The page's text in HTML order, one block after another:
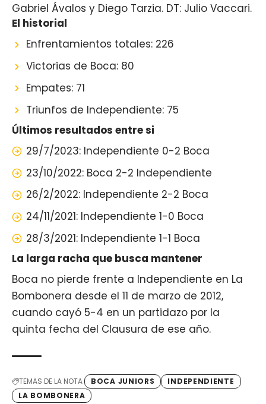
Gabriel Ávalos y Diego Tarzia. DT: Julio Vaccari.
El historial
Enfrentamientos totales: 226
Victorias de Boca: 80
Empates: 71
Triunfos de Independiente: 75
Últimos resultados entre si
29/7/2023: Independiente 0-2 Boca
23/10/2022: Boca 2-2 Independiente
26/2/2022: Independiente 2-2 Boca
24/11/2021: Independiente 1-0 Boca
28/3/2021: Independiente 1-1 Boca
La larga racha que busca mantener
Boca no pierde frente a Independiente en La
Bombonera desde el 11 de marzo de 2012,
cuando cayó 5-4 en un partidazo por la
quinta fecha del Clausura de ese año.
TEMAS DE LA NOTA BOCA JUNIORS
INDEPENDIENTE
LA BOMBONERA